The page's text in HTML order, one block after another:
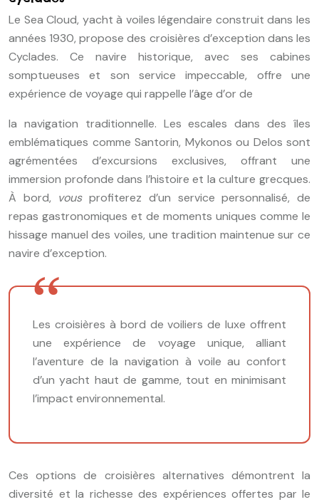
Le Sea Cloud, yacht à voiles légendaire construit dans les
années 1930, propose des croisières d’exception dans les
Cyclades. Ce navire historique, avec ses cabines
somptueuses et son service impeccable, offre une
expérience de voyage qui rappelle l’âge d’or de
la navigation traditionnelle. Les escales dans des îles
emblématiques comme Santorin, Mykonos ou Delos sont
agrémentées d’excursions exclusives, offrant une
immersion profonde dans l’histoire et la culture grecques.
À bord, vousprofiterez d’un service personnalisé, de
repas gastronomiques et de moments uniques comme le
hissage manuel des voiles, une tradition maintenue sur ce
navire d’exception.
Les croisières à bord de voiliers de luxe offrent
une expérience de voyage unique, alliant
l’aventure de la navigation à voile au confort
d’un yacht haut de gamme, tout en minimisant
l’impact environnemental.
Ces options de croisières alternatives démontrent la
diversité et la richesse des expériences offertes par le